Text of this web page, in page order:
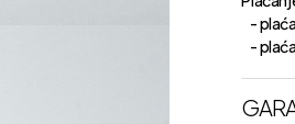
-
-